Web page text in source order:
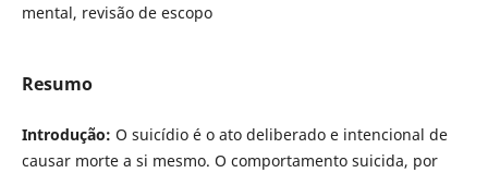
mental, revisão de escopo
Resumo
Introdução: O suicídio é o ato deliberado e intencional de
causar morte a si mesmo. O comportamento suicida, por